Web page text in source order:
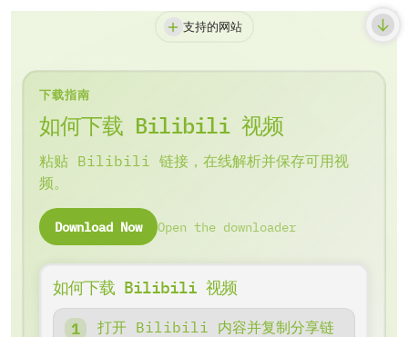
支持的网站
下载指南
如何下载 Bilibili 视频
粘贴 Bilibili 链接，在线解析并保存可用视
频。
Download Now Open the downloader
如何下载 Bilibili 视频
打开 Bilibili 内容并复制分享链